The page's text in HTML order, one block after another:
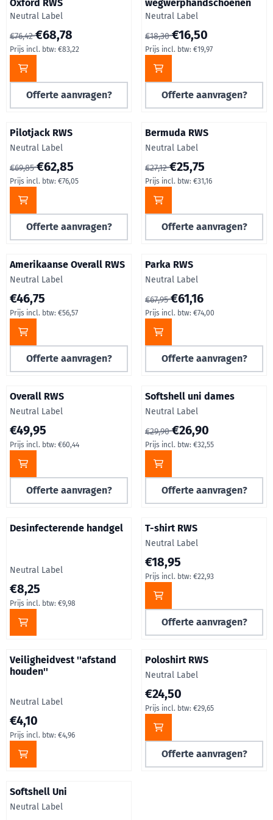
Oxford RWS
Merk:
Neutral Label
Van 76,42 voor 68,78, inclusief btw: 83,22
€76,42€68,78
Prijs incl. btw: €83,22
Offerte aanvragen?
wegwerphandschoenen
Merk:
Neutral Label
Van 18,30 voor 16,50,
€18,30€16,50
Prijs incl. btw: €19,97
Offerte aanvragen?
Pilotjack RWS
Merk:
Neutral Label
Van 69,85 voor 62,85, inclusief btw: 76,05
€69,85€62,85
Prijs incl. btw: €76,05
Offerte aanvragen?
Bermuda RWS
Merk:
Neutral Label
Van 27,12 voor 25,75, inclusief
€27,12€25,75
Prijs incl. btw: €31,16
Offerte aanvragen?
Amerikaanse Overall RWS
Merk:
Neutral Label
Prijs op aanvraag, inclusief btw: 56,57
€46,75
Prijs incl. btw: €56,57
Offerte aanvragen?
Parka RWS
Merk:
Neutral Label
Van 67,95 voor 61,16,
€67,95€61,16
Prijs incl. btw: €74,00
Offerte aanvragen?
Overall RWS
Merk:
Neutral Label
Prijs op aanvraag, inclusief btw: 60,44
€49,95
Prijs incl. btw: €60,44
Offerte aanvragen?
Softshell uni dames
Merk:
Neutral Label
Van 29,90 voor 26,90,
€29,90€26,90
Prijs incl. btw: €32,55
Offerte aanvragen?
Desinfecterende handgel
Merk:
Neutral Label
Prijs: 8,25, inclusief btw: 9,98
€8,25
Prijs incl. btw: €9,98
T-shirt RWS
Merk:
Neutral Label
Prijs op aanvraag, inclusief
€18,95
Prijs incl. btw: €22,93
Offerte aanvragen?
Veiligheidvest ''afstand
houden''
Merk:
Neutral Label
Prijs: 4,10, inclusief btw: 4,96
€4,10
Prijs incl. btw: €4,96
Poloshirt RWS
Merk:
Neutral Label
Prijs op aanvraag, inclusief
€24,50
Prijs incl. btw: €29,65
Offerte aanvragen?
Softshell Uni
Merk:
Neutral Label